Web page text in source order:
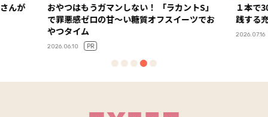
トS」
１本で30gのプロテイン！ 美姿勢コーチも実
践する充実の高たんぱくライフ
2026.07.16 PR
１杯で
化した
ーアル